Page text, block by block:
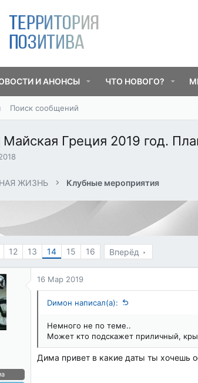
И АНОНСЫ ЧТО НОВОГО?
Поиск сообщений
Майская Греция 2019 год.
ЖИЗНЬ Клубные мероприятия
12 13 14 15 16 Вперёд
16 Мар 2019
Dимон написал(а):
Немного не по теме..
Может кто подскажет приличный,
Дима привет в какие даты ты хочешь